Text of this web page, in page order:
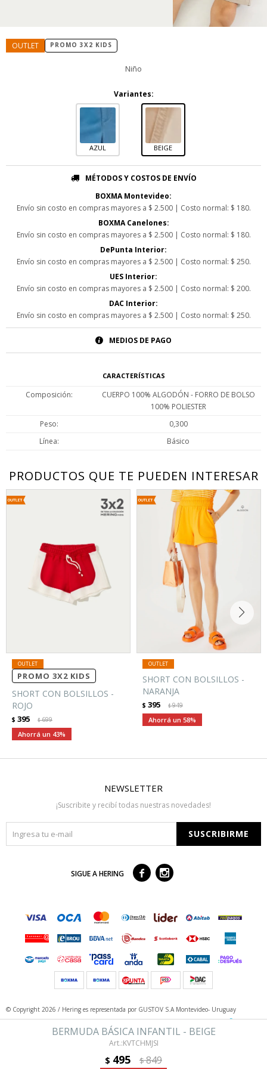
PROMO 3X2 KIDS
Niño
Variantes:
AZUL BEIGE
BERMUDA BÁSICA INFANTIL - BEIGE
KVTCHMJSI
$ 495 $849
MÉTODOS Y COSTOS DE ENVÍO
BOXMA Montevideo:
Envío sin costo en compras mayores a $ 2.500 | Costo normal: $ 180.
BOXMA Canelones:
Envío sin costo en compras mayores a $ 2.500 | Costo normal: $ 180.
DePunta Interior:
Envío sin costo en compras mayores a $ 2.500 | Costo normal: $ 250.
UES Interior:
Envío sin costo en compras mayores a $ 2.500 | Costo normal: $ 200.
DAC Interior:
Envío sin costo en compras mayores a $ 2.500 | Costo normal: $ 250.
MEDIOS DE PAGO
CARACTERÍSTICAS
Composición
CUERPO 100% ALGODÓN - FORRO DE BOLSO
100% POLIESTER
Peso
0,300
Línea
Básico
PRODUCTOS QUE TE PUEDEN INTERESAR
PROMO 3X2 KIDS
SHORT CON BOLSILLOS -
ROJO
$ 395 $699
43
SHORT CON BOLSILLOS -
NARANJA
$ 395 $949
58
NEWSLETTER
¡Suscribite y recibí todas nuestras novedades!
SUSCRIBIRME
SIGUE A HERING  
© Copyright 2026 / Hering es representada por GUSTOV S.A Montevideo- Uruguay